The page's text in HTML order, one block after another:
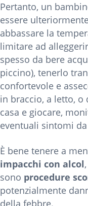
Pertanto, un
essere
abbassare la
limitare ad
spesso da bere
piccino), tenerlo
confortevole e
in braccio, a letto, o
casa e giocare,
eventuali sintomi
È bene tenere a
impacchi con alcol
sono procedure
potenzialmente
della febbre.